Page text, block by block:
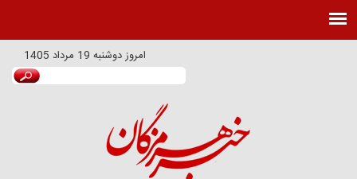
امروزدوشنبه 19 مرداد 1405